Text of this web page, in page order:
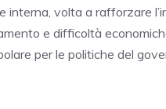
interna, volta a rafforzare
e difficoltà
per le politiche del